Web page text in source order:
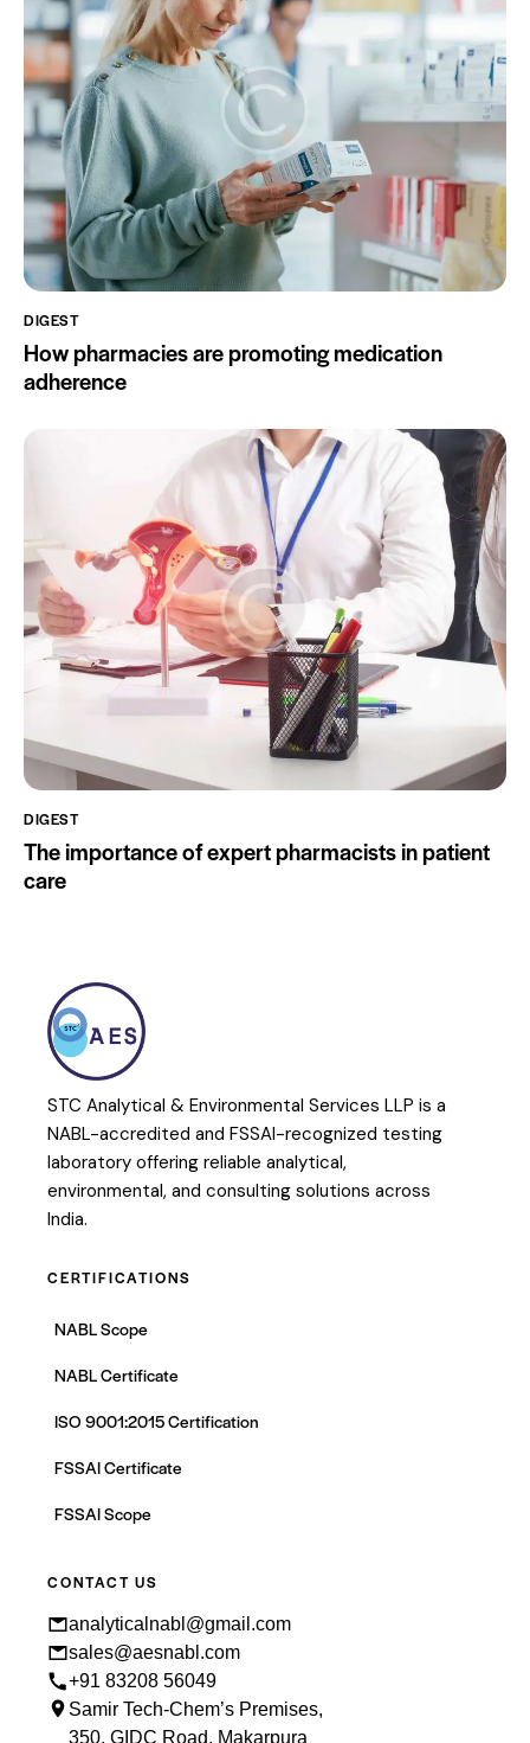
DIGEST
How pharmacies are promoting medication
adherence
DIGEST
The importance of expert pharmacists in patient
care
STC Analytical & Environmental Services LLP is a
NABL-accredited and FSSAI-recognized testing
laboratory offering reliable analytical,
environmental, and consulting solutions across
India.
CERTIFICATIONS
NABL Scope
NABL Certificate
ISO 9001:2015 Certification
FSSAI Certificate
FSSAI Scope
CONTACT US
analyticalnabl@gmail.com
sales@aesnabl.com
+91 83208 56049
Samir Tech-Chem’s Premises,
350, GIDC Road, Makarpura